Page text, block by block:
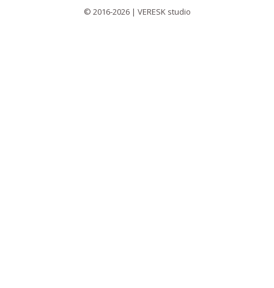
© 2016-2026 | VERESK studio